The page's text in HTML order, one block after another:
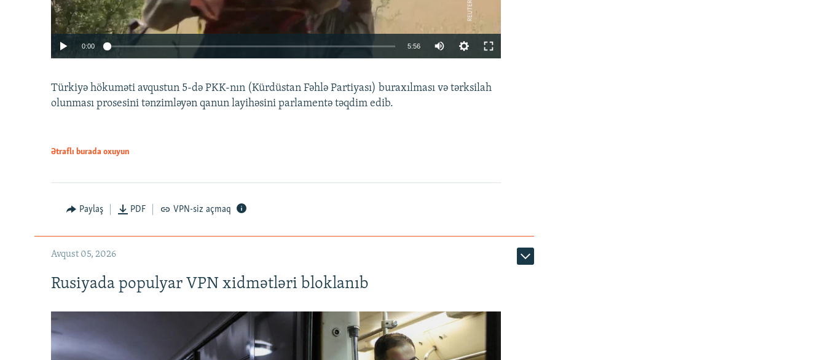
EMBED PAYLAŞ
0:00 5:56
360p
Türkiyə hökuməti avqustun 5-də PKK-nın (Kürdüstan Fəhlə Partiyası) buraxılması və tərksilah
olunması prosesini tənzimləyən qanun layihəsini parlamentə təqdim edib.
Ətraflı burada oxuyun
Paylaş PDF VPN-siz açmaq
Avqust 05, 2026
Rusiyada populyar VPN xidmətləri bloklanıb